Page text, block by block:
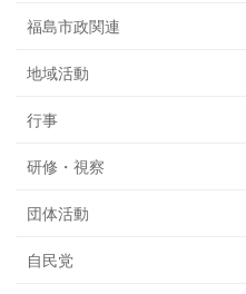
福島市政関連
地域活動
行事
研修・視察
団体活動
自民党